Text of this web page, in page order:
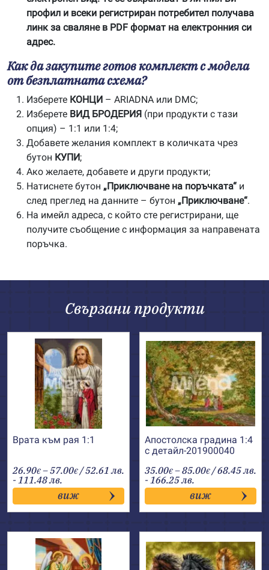
профил и всеки регистриран потребител получава
линк за сваляне в PDF формат на електронния си
адрес.
Как да закупите готов комплект с модела
от безплатната схема?
Изберете КОНЦИ – ARIADNA или DMC;
Изберете ВИД БРОДЕРИЯ (при продукти с тази
опция) – 1:1 или 1:4;
Добавете желания комплект в количката чрез
бутон КУПИ;
Ако желаете, добавете и други продукти;
Натиснете бутон „Приключване на поръчката“ и
след преглед на данните – бутон „Приключване“.
На имейл адреса, с който сте регистрирани, ще
получите съобщение с информация за направената
поръчка.
Свързани продукти
Врата към рая 1:1
26.90€ –57.00€Price
range:
26.90€
through
57.00€
/ 52.61 лв.
- 111.48 лв.
виж
Апостолска градина 1:4
с детайл-201900040
35.00€ –85.00€Price
range:
35.00€
through
85.00€
/ 68.45 лв.
- 166.25 лв.
виж